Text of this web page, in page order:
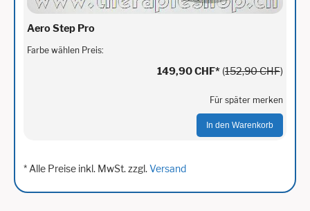
Aero Step Pro
Farbe wählen Preis:
149,90 CHF* (152,90 CHF)
Für später merken
In den Warenkorb
* Alle Preise inkl. MwSt. zzgl.Versand